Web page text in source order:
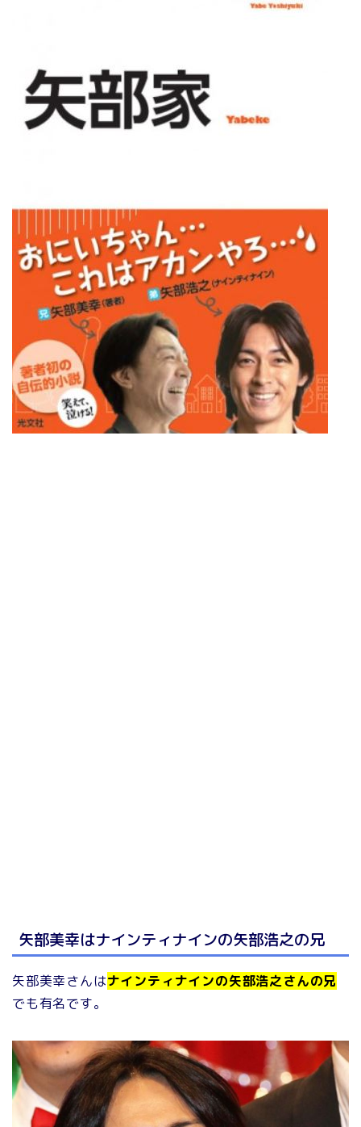
矢部美幸はナインティナインの矢部浩之の兄
矢部美幸さんはナインティナインの矢部浩之さんの兄
でも有名です。